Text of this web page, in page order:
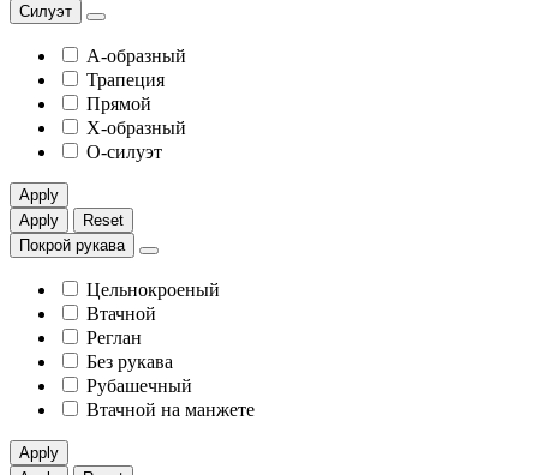
Силуэт
А-образный
Трапеция
Прямой
X-образный
О-силуэт
Apply
Apply
Reset
Покрой рукава
Цельнокроеный
Втачной
Реглан
Без рукава
Рубашечный
Втачной на манжете
Apply